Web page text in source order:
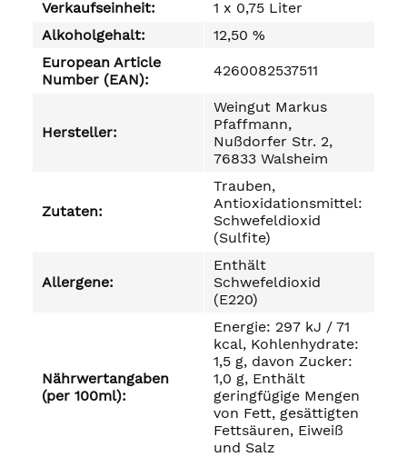
Verkaufseinheit:
1 x 0,75 Liter
Alkoholgehalt:
12,50 %
European Article
Number (EAN):
4260082537511
Hersteller:
Weingut Markus
Pfaffmann,
Nußdorfer Str. 2,
76833 Walsheim
Zutaten:
Trauben,
Antioxidationsmittel:
Schwefeldioxid
(Sulfite)
Allergene:
Enthält
Schwefeldioxid
(E220)
Nährwertangaben
(per 100ml):
Energie: 297 kJ / 71
kcal, Kohlenhydrate:
1,5 g, davon Zucker:
1,0 g, Enthält
geringfügige Mengen
von Fett, gesättigten
Fettsäuren, Eiweiß
und Salz